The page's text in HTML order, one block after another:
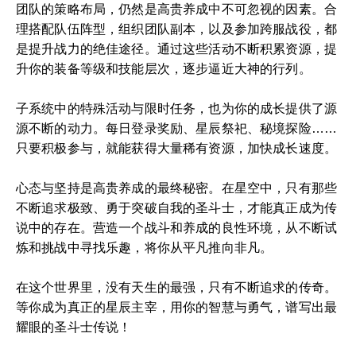
团队的策略布局，仍然是高贵养成中不可忽视的因素。合
理搭配队伍阵型，组织团队副本，以及参加跨服战役，都
是提升战力的绝佳途径。通过这些活动不断积累资源，提
升你的装备等级和技能层次，逐步逼近大神的行列。
子系统中的特殊活动与限时任务，也为你的成长提供了源
源不断的动力。每日登录奖励、星辰祭祀、秘境探险……
只要积极参与，就能获得大量稀有资源，加快成长速度。
心态与坚持是高贵养成的最终秘密。在星空中，只有那些
不断追求极致、勇于突破自我的圣斗士，才能真正成为传
说中的存在。营造一个战斗和养成的良性环境，从不断试
炼和挑战中寻找乐趣，将你从平凡推向非凡。
在这个世界里，没有天生的最强，只有不断追求的传奇。
等你成为真正的星辰主宰，用你的智慧与勇气，谱写出最
耀眼的圣斗士传说！